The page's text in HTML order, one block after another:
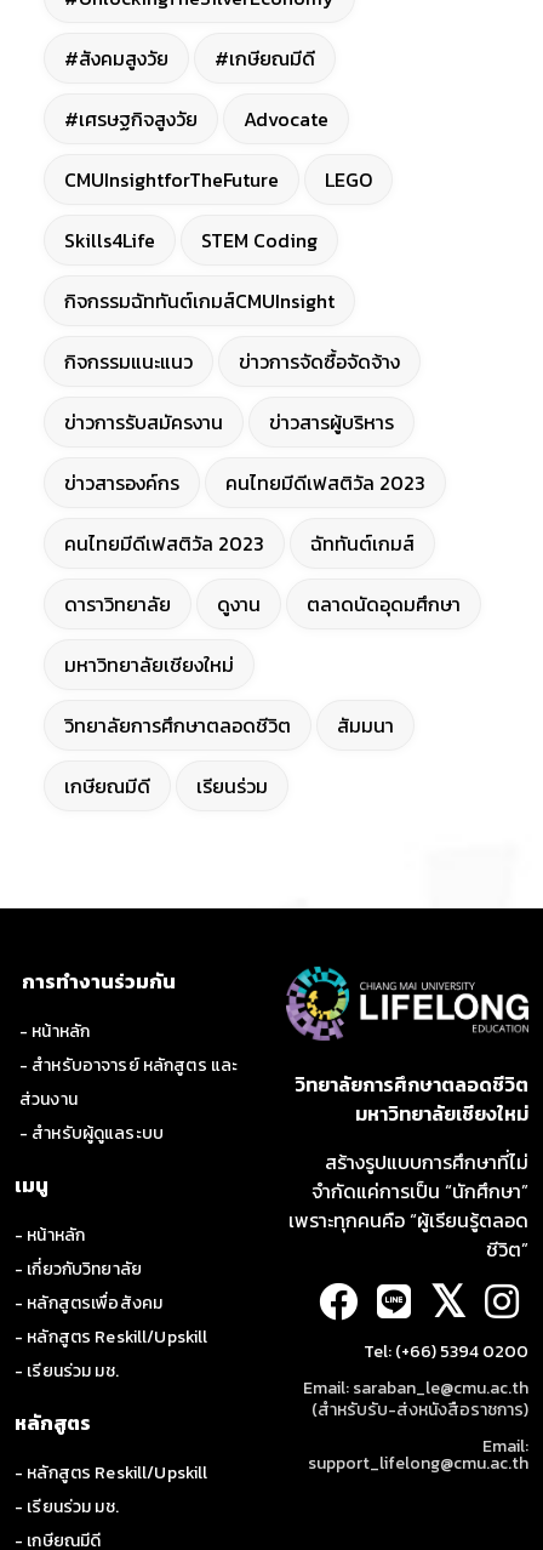
#สังคมสูงวัย #เกษียณมีดี
#เศรษฐกิจสูงวัย Advocate
CMUInsightforTheFuture LEGO
Skills4Life STEM Coding
กิจกรรมฉัททันต์เกมส์CMUInsight
กิจกรรมแนะแนว ข่าวการจัดซื้อจัดจ้าง
ข่าวการรับสมัครงาน ข่าวสารผู้บริหาร
ข่าวสารองค์กร คนไทยมีดีเฟสติวัล 2023
คนไทยมีดีเฟสติวัล 2023 ฉัททันต์เกมส์
ดาราวิทยาลัย ดูงาน ตลาดนัดอุดมศึกษา
มหาวิทยาลัยเชียงใหม่
วิทยาลัยการศึกษาตลอดชีวิต สัมมนา
เกษียณมีดี เรียนร่วม
การทำงานร่วมกัน
- หน้าหลัก
- สำหรับอาจารย์ หลักสูตร และ
ส่วนงาน
- สำหรับผู้ดูแลระบบ
เมนู
- หน้าหลัก
- เกี่ยวกับวิทยาลัย
- หลักสูตรเพื่อสังคม
- หลักสูตร Reskill/Upskill
- เรียนร่วม มช.
หลักสูตร
- หลักสูตร Reskill/Upskill
- เรียนร่วม มช.
- เกษียณมีดี
วิทยาลัยการศึกษาตลอดชีวิต
มหาวิทยาลัยเชียงใหม่
สร้างรูปแบบการศึกษาที่ไม่
จำกัดแค่การเป็น “นักศึกษา”
เพราะทุกคนคือ “ผู้เรียนรู้ตลอด
ชีวิต”
𝕏
Tel: (+66) 5394 0200
Email: saraban_le@cmu.ac.th
(สำหรับรับ-ส่งหนังสือราชการ)
Email:
support_lifelong@cmu.ac.th